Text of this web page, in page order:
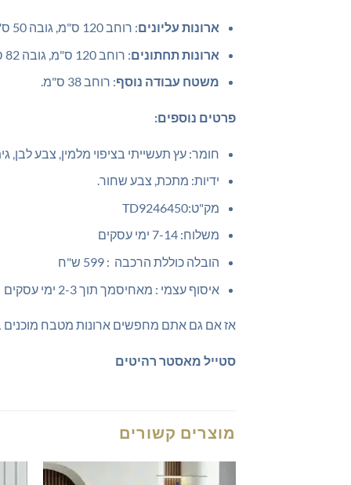
ארונות עליונים: רוחב 120 ס"מ, גובה 50 ס"מ, עומק 28 ס"מ.
ארונות תחתונים: רוחב 120 ס"מ, גובה 82 ס"מ, עומק 50 ס"מ.
משטח עבודה נוסף: רוחב 38 ס"מ.
פרטים נוספים:
חומר: עץ תעשייתי בציפוי מלמין, צבע לבן,
ידיות: מתכת, צבע שחור.
מק"ט:TD9246450
משלוח: 7-14 ימי עסקים
הובלה כוללת הרכבה : 599 ש"ח
איסוף עצמי : מאחיסמך תוך 2-3 ימי עסקים
אז אם גם אתם מחפשים ארונות מטבח מוכנים
סטייל מאסטר רהיטים
מוצרים קשורים